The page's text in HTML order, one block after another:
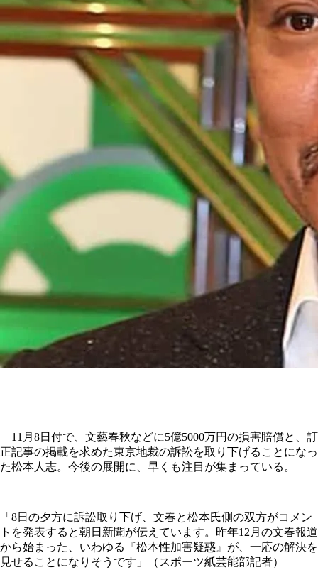
11月8日付で、文藝春秋などに5億5000万円の損害賠償と、訂
正記事の掲載を求めた東京地裁の訴訟を取り下げることになっ
た松本人志。今後の展開に、早くも注目が集まっている。
「8日の夕方に訴訟取り下げ、文春と松本氏側の双方がコメン
トを発表すると朝日新聞が伝えています。昨年12月の文春報道
から始まった、いわゆる『松本性加害疑惑』が、一応の解決を
見せることになりそうです」（スポーツ紙芸能部記者）